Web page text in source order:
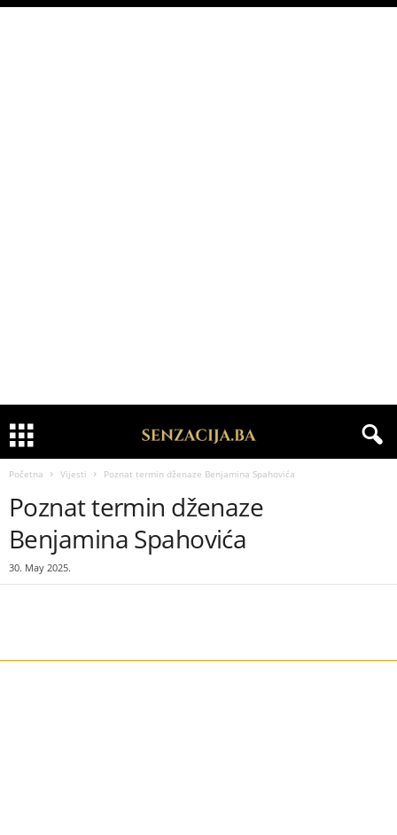
Početna Vijesti Poznat termin dženaze Benjamina Spahovića
Poznat termin dženaze
Benjamina Spahovića
30. May 2025.